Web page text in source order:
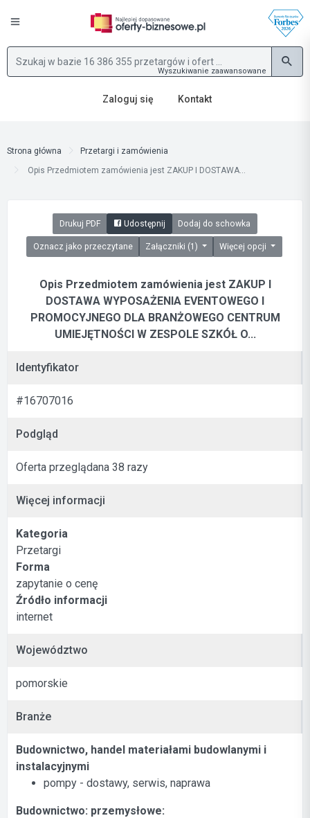
Wyszukiwanie zaawansowane
Zaloguj się Kontakt
Strona główna
Przetargi i zamówienia
Opis Przedmiotem zamówienia jest ZAKUP I DOSTAWA...
Drukuj PDF Udostępnij Dodaj do schowka
Oznacz jako przeczytane Załączniki (1) Więcej opcji
Opis Przedmiotem zamówienia jest ZAKUP I
DOSTAWA WYPOSAŻENIA EVENTOWEGO I
PROMOCYJNEGO DLA BRANŻOWEGO CENTRUM
UMIEJĘTNOŚCI W ZESPOLE SZKÓŁ O...
Identyfikator
#16707016
Podgląd
Oferta przeglądana 38 razy
Więcej informacji
Kategoria
Przetargi
Forma
zapytanie o cenę
Źródło informacji
internet
Województwo
pomorskie
Branże
Budownictwo, handel materiałami budowlanymi i
instalacyjnymi
pompy - dostawy, serwis, naprawa
Budownictwo: przemysłowe: